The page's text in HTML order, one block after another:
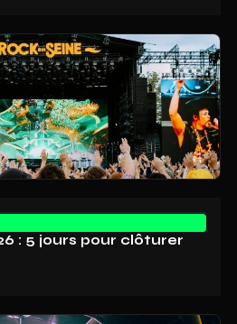
: 5 jours pour clôturer